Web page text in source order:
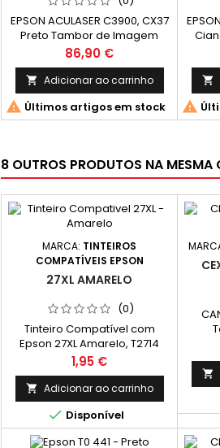
EPSON ACULASER C3900, CX37
Preto Tambor de Imagem
Compativel C13S051204
(DRUM) Capacidade: 30.000k
Preço
86,90 €
 Adicionar ao carrinho
 Últimos artigos em stock


8 OUTROS PRODUTOS NA MESMA
MARCA: TINTEIROS
COMPATÍVEIS EPSON
27XL AMARELO
(0)
Tinteiro Compatível com
Epson 27XL Amarelo, T2714
Preço
1,95 €
 Adicionar ao carrinho
 Disponível
